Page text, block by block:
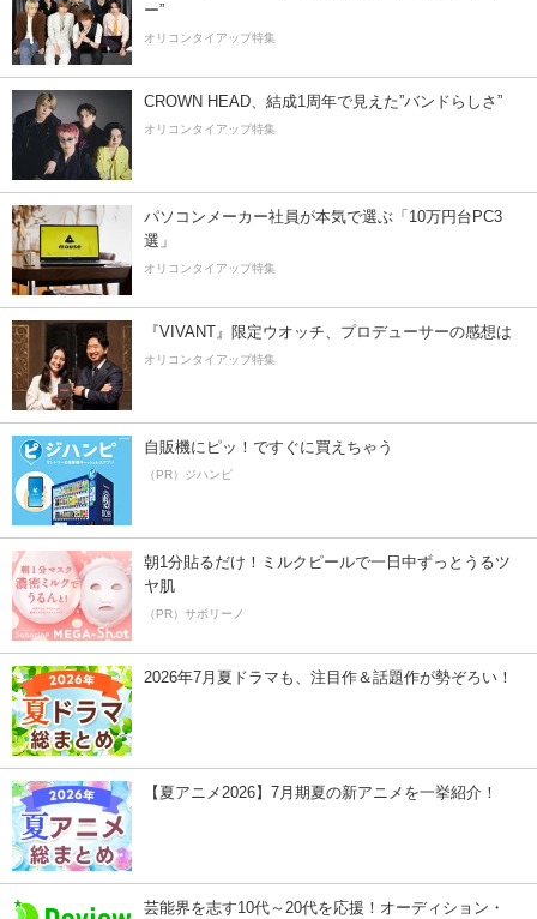
ー”
オリコンタイアップ特集
CROWN HEAD、結成1周年で見えた”バンドらしさ”
オリコンタイアップ特集
パソコンメーカー社員が本気で選ぶ「10万円台PC3
選」
オリコンタイアップ特集
『VIVANT』限定ウオッチ、プロデューサーの感想は
オリコンタイアップ特集
自販機にピッ！ですぐに買えちゃう
（PR）ジハンピ
朝1分貼るだけ！ミルクピールで一日中ずっとうるツ
ヤ肌
（PR）サボリーノ
2026年7月夏ドラマも、注目作＆話題作が勢ぞろい！
【夏アニメ2026】7月期夏の新アニメを一挙紹介！
芸能界を志す10代～20代を応援！オーディション・